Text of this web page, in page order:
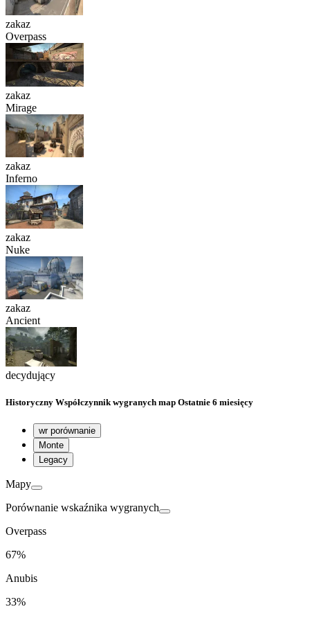
zakaz
Overpass
zakaz
Mirage
zakaz
Inferno
zakaz
Nuke
zakaz
Ancient
decydujący
Historyczny Współczynnik wygranych map Ostatnie 6 miesięcy
wr porównanie
Monte
Legacy
Mapy
Porównanie wskaźnika wygranych
Overpass
67%
Anubis
33%